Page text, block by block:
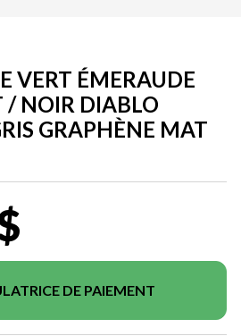
VERT ÉMERAUDE
/ NOIR DIABLO
GRAPHÈNE MAT
DE PAIEMENT